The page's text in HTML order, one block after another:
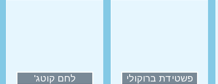
פשטידת ברוקולי לחם קוטג'